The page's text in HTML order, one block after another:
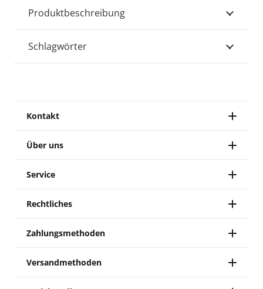
Produktbeschreibung
Schlagwörter
Kontakt
Über uns
Service
Rechtliches
Zahlungsmethoden
Versandmethoden